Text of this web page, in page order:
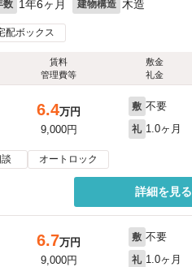
数 1年6ヶ月 建物構造 木造
配ボックス
賃料
管理費等
敷金
礼金
6.4万円
9,000円
敷 不要
礼 1.0ヶ月
オートロック
詳細を見る
6.7万円
9,000円
敷 不要
礼 1.0ヶ月